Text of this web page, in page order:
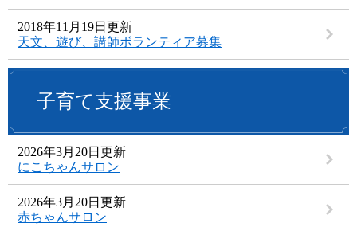
2018年11月19日更新
天文、遊び、講師ボランティア募集
子育て支援事業
2026年3月20日更新
にこちゃんサロン
2026年3月20日更新
赤ちゃんサロン